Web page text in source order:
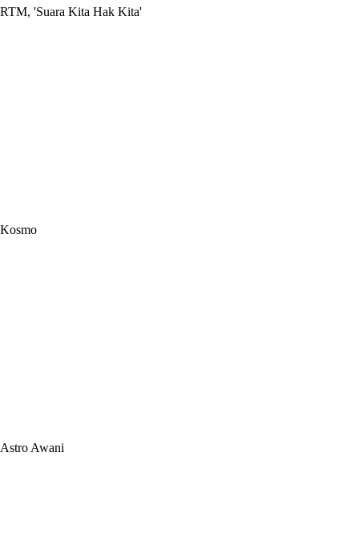
RTM, 'Suara Kita Hak Kita'
Kosmo
Astro Awani